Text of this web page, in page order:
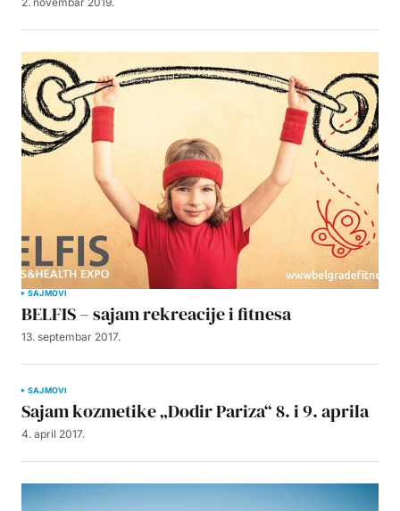
SAJMOVI
BELFIS – sajam rekreacije i fitnesa
13. septembar 2017.
SAJMOVI
Sajam kozmetike „Dodir Pariza“ 8. i 9. aprila
4. april 2017.